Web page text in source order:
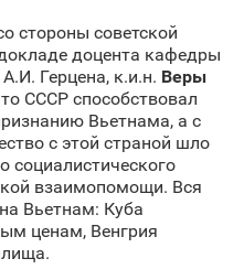
стороны советской
доцента кафедры
Герцена, к.и.н. Веры
СССР способствовал
Вьетнама, а с
с этой страной шло
социалистического
взаимопомощи. Вся
Вьетнам: Куба
ценам, Венгрия